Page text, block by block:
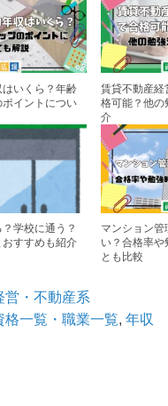
いくら？年齢
イントについ
賃貸不動産経
格可能？他の
介
学校に通う？
すすめも紹介
マンション
い？合格率
とも比較
営・不動産系
格一覧・職業一覧, 年収